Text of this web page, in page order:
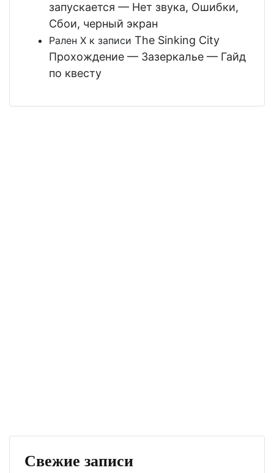
запускается — Нет звука, Ошибки,
Сбои, черный экран
Рален Х к записи The Sinking City
Прохождение — Зазеркалье — Гайд
по квесту
Свежие записи